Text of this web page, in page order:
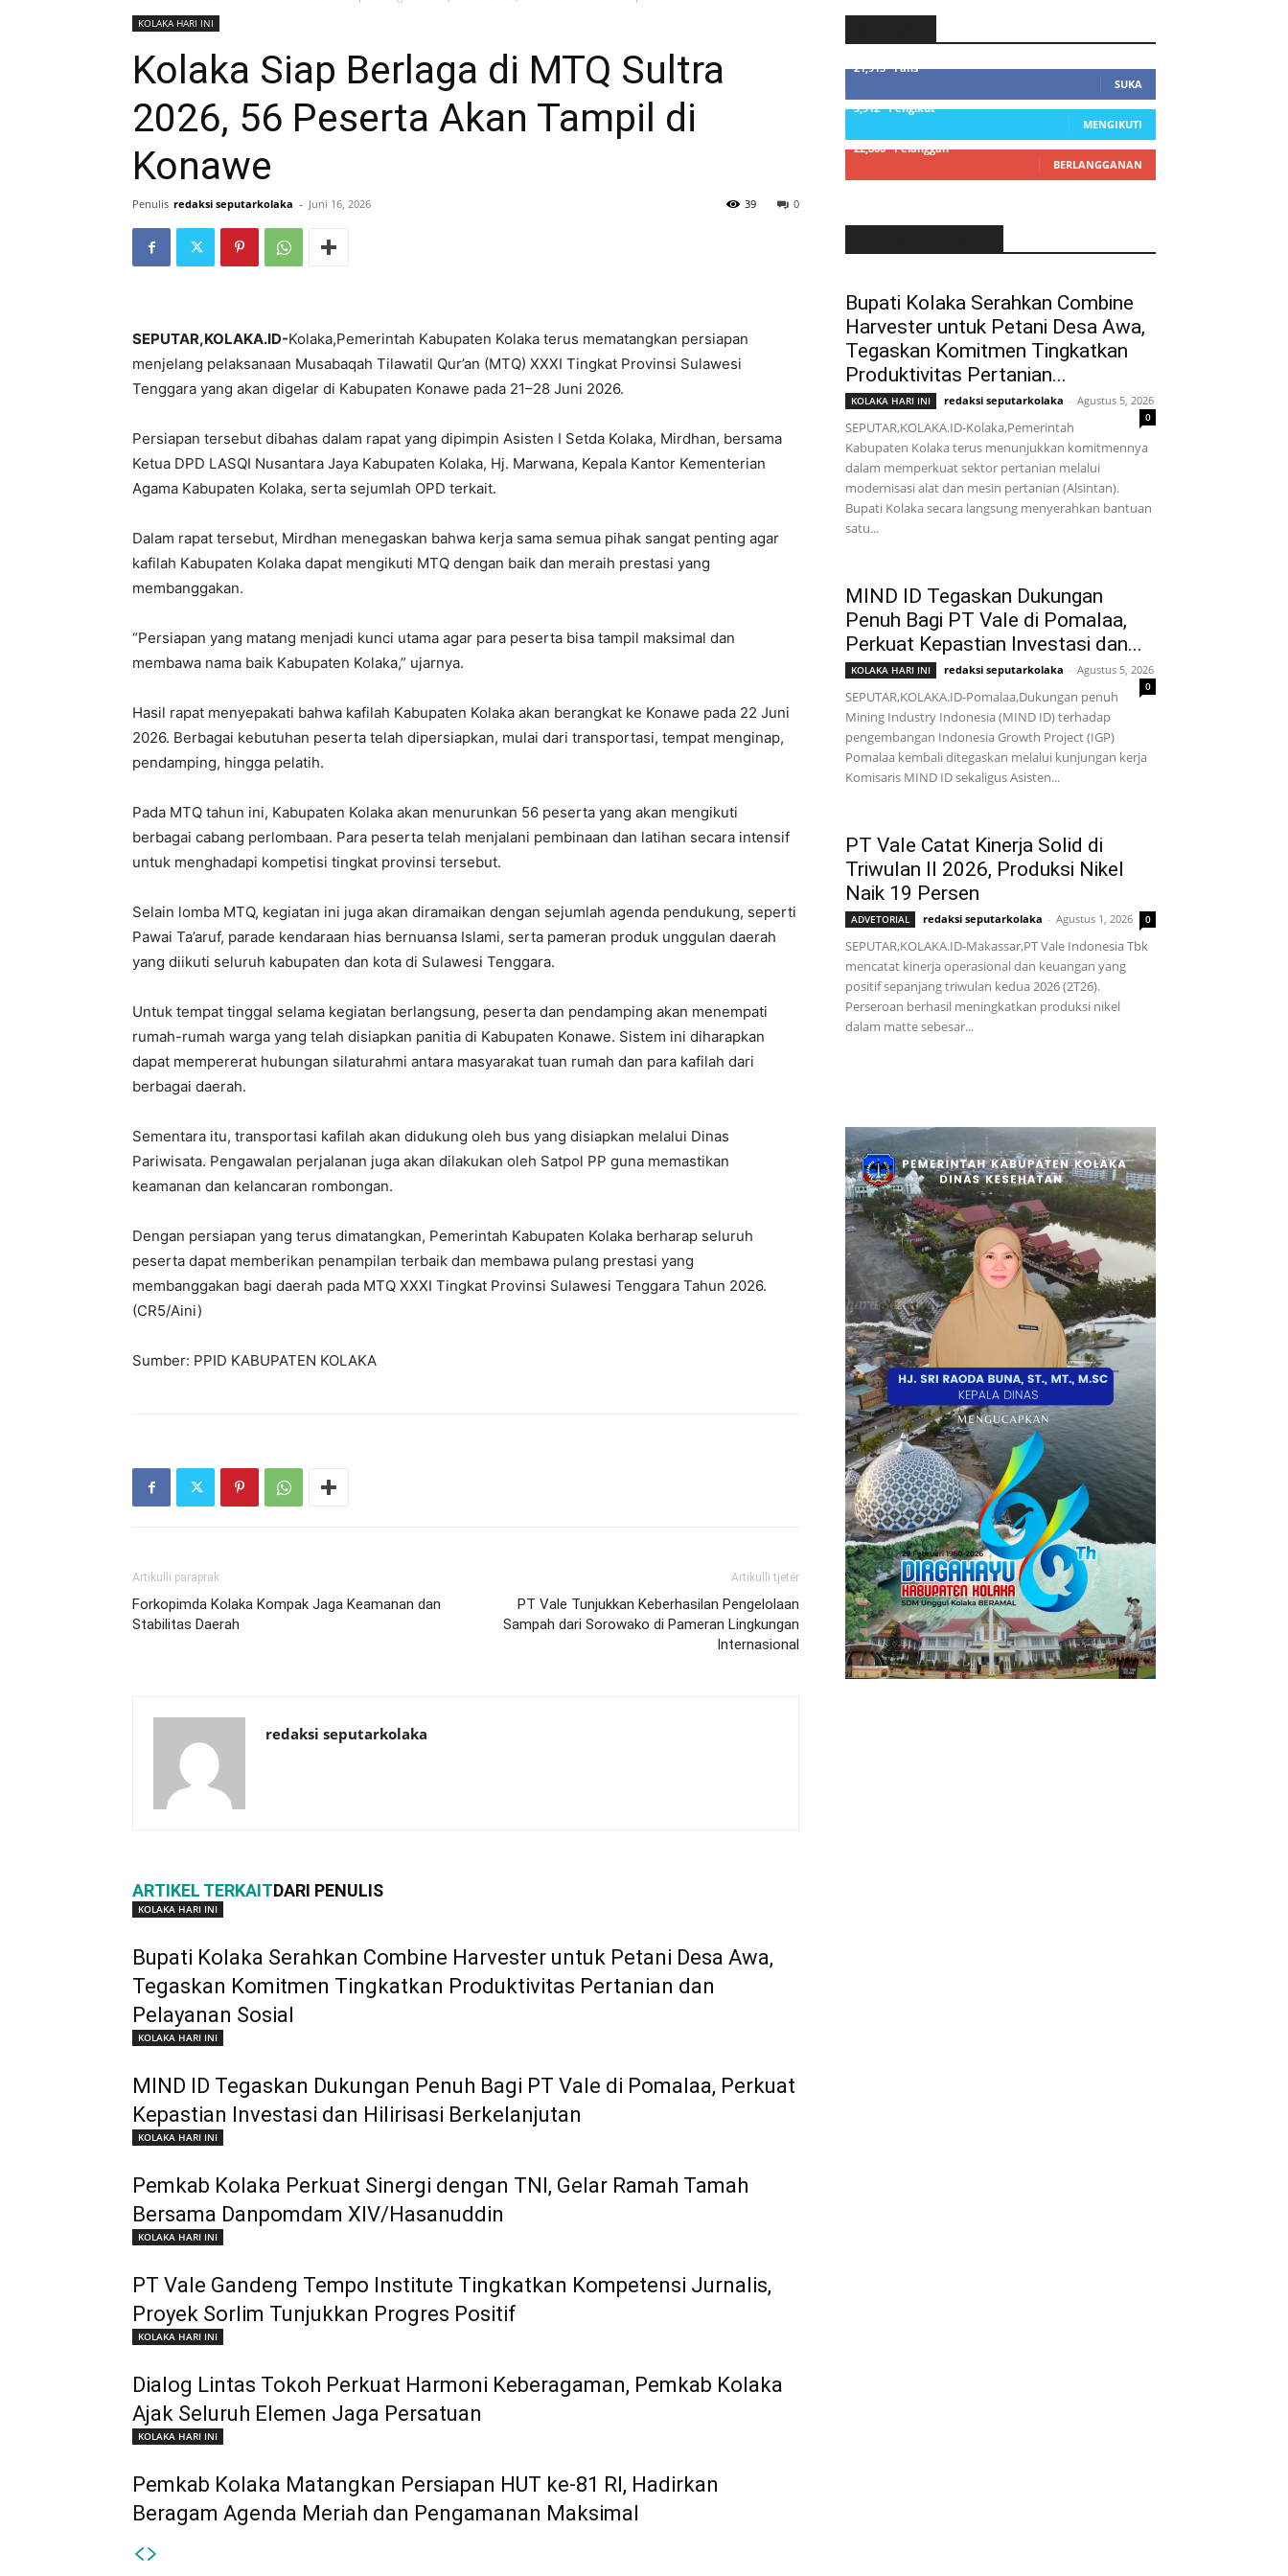
KOLAKA HARI INI
Kolaka Siap Berlaga di MTQ Sultra
2026, 56 Peserta Akan Tampil di
Konawe
Penulis redaksi seputarkolaka - Juni 16, 2026 0
39
SEPUTAR,KOLAKA.ID-Kolaka,Pemerintah Kabupaten Kolaka terus mematangkan persiapan
menjelang pelaksanaan Musabaqah Tilawatil Qur’an (MTQ) XXXI Tingkat Provinsi Sulawesi
Tenggara yang akan digelar di Kabupaten Konawe pada 21–28 Juni 2026.
Persiapan tersebut dibahas dalam rapat yang dipimpin Asisten I Setda Kolaka, Mirdhan, bersama
Ketua DPD LASQI Nusantara Jaya Kabupaten Kolaka, Hj. Marwana, Kepala Kantor Kementerian
Agama Kabupaten Kolaka, serta sejumlah OPD terkait.
Dalam rapat tersebut, Mirdhan menegaskan bahwa kerja sama semua pihak sangat penting agar
kafilah Kabupaten Kolaka dapat mengikuti MTQ dengan baik dan meraih prestasi yang
membanggakan.
“Persiapan yang matang menjadi kunci utama agar para peserta bisa tampil maksimal dan
membawa nama baik Kabupaten Kolaka,” ujarnya.
Hasil rapat menyepakati bahwa kafilah Kabupaten Kolaka akan berangkat ke Konawe pada 22 Juni
2026. Berbagai kebutuhan peserta telah dipersiapkan, mulai dari transportasi, tempat menginap,
pendamping, hingga pelatih.
Pada MTQ tahun ini, Kabupaten Kolaka akan menurunkan 56 peserta yang akan mengikuti
berbagai cabang perlombaan. Para peserta telah menjalani pembinaan dan latihan secara intensif
untuk menghadapi kompetisi tingkat provinsi tersebut.
Selain lomba MTQ, kegiatan ini juga akan diramaikan dengan sejumlah agenda pendukung, seperti
Pawai Ta’aruf, parade kendaraan hias bernuansa Islami, serta pameran produk unggulan daerah
yang diikuti seluruh kabupaten dan kota di Sulawesi Tenggara.
Untuk tempat tinggal selama kegiatan berlangsung, peserta dan pendamping akan menempati
rumah-rumah warga yang telah disiapkan panitia di Kabupaten Konawe. Sistem ini diharapkan
dapat mempererat hubungan silaturahmi antara masyarakat tuan rumah dan para kafilah dari
berbagai daerah.
Sementara itu, transportasi kafilah akan didukung oleh bus yang disiapkan melalui Dinas
Pariwisata. Pengawalan perjalanan juga akan dilakukan oleh Satpol PP guna memastikan
keamanan dan kelancaran rombongan.
Dengan persiapan yang terus dimatangkan, Pemerintah Kabupaten Kolaka berharap seluruh
peserta dapat memberikan penampilan terbaik dan membawa pulang prestasi yang
membanggakan bagi daerah pada MTQ XXXI Tingkat Provinsi Sulawesi Tenggara Tahun 2026.
(CR5/Aini)
Sumber: PPID KABUPATEN KOLAKA
Artikulli paraprak
Forkopimda Kolaka Kompak Jaga Keamanan dan
Stabilitas Daerah
Artikulli tjetër
PT Vale Tunjukkan Keberhasilan Pengelolaan
Sampah dari Sorowako di Pameran Lingkungan
Internasional
redaksi seputarkolaka
ARTIKEL TERKAITDARI PENULIS
KOLAKA HARI INI
Bupati Kolaka Serahkan Combine Harvester untuk Petani Desa Awa,
Tegaskan Komitmen Tingkatkan Produktivitas Pertanian dan
Pelayanan Sosial
KOLAKA HARI INI
MIND ID Tegaskan Dukungan Penuh Bagi PT Vale di Pomalaa, Perkuat
Kepastian Investasi dan Hilirisasi Berkelanjutan
KOLAKA HARI INI
Pemkab Kolaka Perkuat Sinergi dengan TNI, Gelar Ramah Tamah
Bersama Danpomdam XIV/Hasanuddin
KOLAKA HARI INI
PT Vale Gandeng Tempo Institute Tingkatkan Kompetensi Jurnalis,
Proyek Sorlim Tunjukkan Progres Positif
KOLAKA HARI INI
Dialog Lintas Tokoh Perkuat Harmoni Keberagaman, Pemkab Kolaka
Ajak Seluruh Elemen Jaga Persatuan
KOLAKA HARI INI
Pemkab Kolaka Matangkan Persiapan HUT ke-81 RI, Hadirkan
Beragam Agenda Meriah dan Pengamanan Maksimal
21,915 Fans
SUKA
3,912 Pengikut
MENGIKUTI
22,800 Pelanggan
BERLANGGANAN
Bupati Kolaka Serahkan Combine
Harvester untuk Petani Desa Awa,
Tegaskan Komitmen Tingkatkan
Produktivitas Pertanian...
KOLAKA HARI INI redaksi seputarkolaka - Agustus 5, 2026
0
SEPUTAR,KOLAKA.ID-Kolaka,Pemerintah
Kabupaten Kolaka terus menunjukkan komitmennya
dalam memperkuat sektor pertanian melalui
modernisasi alat dan mesin pertanian (Alsintan).
Bupati Kolaka secara langsung menyerahkan bantuan
satu...
MIND ID Tegaskan Dukungan
Penuh Bagi PT Vale di Pomalaa,
Perkuat Kepastian Investasi dan...
KOLAKA HARI INI redaksi seputarkolaka - Agustus 5, 2026
0
SEPUTAR,KOLAKA.ID-Pomalaa,Dukungan penuh
Mining Industry Indonesia (MIND ID) terhadap
pengembangan Indonesia Growth Project (IGP)
Pomalaa kembali ditegaskan melalui kunjungan kerja
Komisaris MIND ID sekaligus Asisten...
PT Vale Catat Kinerja Solid di
Triwulan II 2026, Produksi Nikel
Naik 19 Persen
ADVETORIAL redaksi seputarkolaka - Agustus 1, 2026 0
SEPUTAR,KOLAKA.ID-Makassar,PT Vale Indonesia Tbk
mencatat kinerja operasional dan keuangan yang
positif sepanjang triwulan kedua 2026 (2T26).
Perseroan berhasil meningkatkan produksi nikel
dalam matte sebesar...